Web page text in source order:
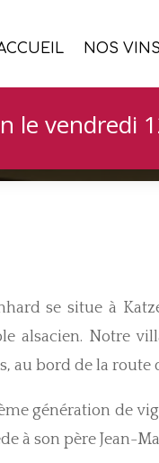
NOS VINS
le vendredi24
se situe à
alsacien. Notre
au bord de la route
génération de
à son père Jean-